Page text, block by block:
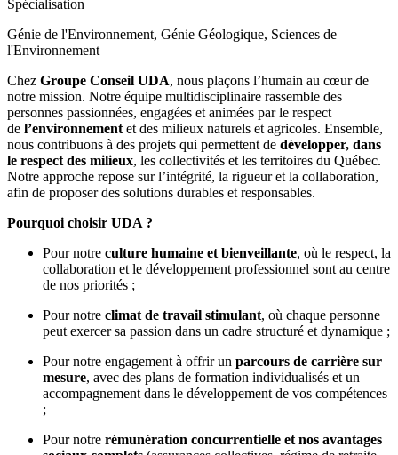
Spécialisation
Génie de l'Environnement, Génie Géologique, Sciences de
l'Environnement
Chez Groupe Conseil UDA, nous plaçons l’humain au cœur de
notre mission. Notre équipe multidisciplinaire rassemble des
personnes passionnées, engagées et animées par le respect
de l’environnement et des milieux naturels et agricoles. Ensemble,
nous contribuons à des projets qui permettent de développer, dans
le respect des milieux, les collectivités et les territoires du Québec.
Notre approche repose sur l’intégrité, la rigueur et la collaboration,
afin de proposer des solutions durables et responsables.
Pourquoi choisir UDA ?
Pour notre culture humaine et bienveillante, où le respect, la
collaboration et le développement professionnel sont au centre
de nos priorités ;
Pour notre climat de travail stimulant, où chaque personne
peut exercer sa passion dans un cadre structuré et dynamique ;
Pour notre engagement à offrir un parcours de carrière sur
mesure, avec des plans de formation individualisés et un
accompagnement dans le développement de vos compétences
;
Pour notre rémunération concurrentielle et nos avantages